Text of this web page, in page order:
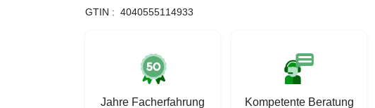
GTIN : 4040555114933
Jahre Facherfahrung Kompetente Beratung